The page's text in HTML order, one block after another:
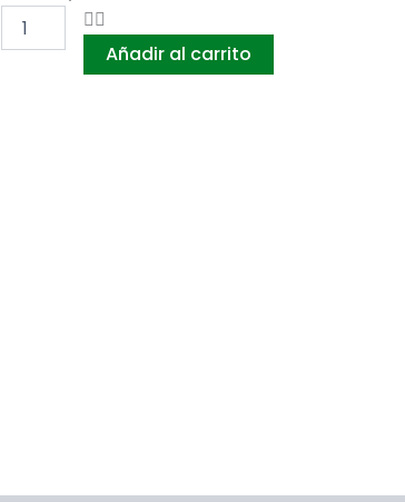
KIT
CUCHILLAS
54
Añadir al carrito